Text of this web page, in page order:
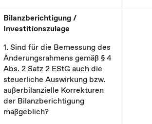
Bilanzberichtigung /
Investitionszulage
1. Sind für die Bemessung des
Änderungsrahmens gemäß § 4
Abs. 2 Satz 2 EStG auch die
steuerliche Auswirkung bzw.
außerbilanzielle Korrekturen
der Bilanzberichtigung
maßgeblich?